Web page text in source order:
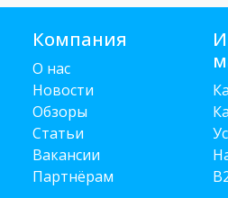
Компания
О нас
Новости
Обзоры
Статьи
Вакансии
Партнёрам